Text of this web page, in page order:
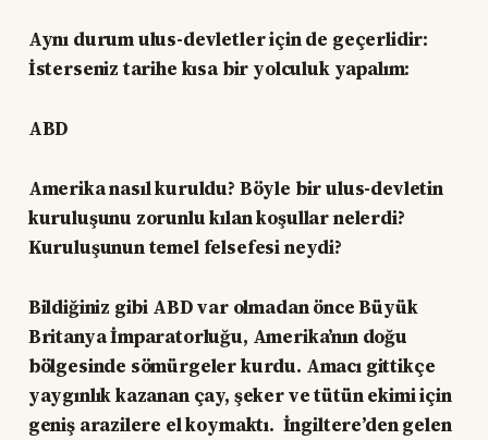
Aynı durum ulus-devletler için de geçerlidir:
İsterseniz tarihe kısa bir yolculuk yapalım:
ABD
Amerika nasıl kuruldu? Böyle bir ulus-devletin
kuruluşunu zorunlu kılan koşullar nelerdi?
Kuruluşunun temel felsefesi neydi?
Bildiğiniz gibi ABD var olmadan önce Büyük
Britanya İmparatorluğu, Amerika’nın doğu
bölgesinde sömürgeler kurdu. Amacı gittikçe
yaygınlık kazanan çay, şeker ve tütün ekimi için
geniş arazilere el koymaktı. İngiltere’den gelen